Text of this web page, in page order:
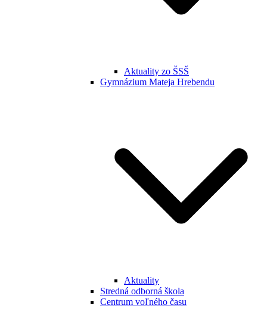
Aktuality zo ŠSŠ
Gymnázium Mateja Hrebendu
Aktuality
Stredná odborná škola
Centrum voľného času